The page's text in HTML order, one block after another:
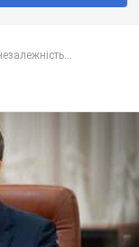
підвищать
уряд